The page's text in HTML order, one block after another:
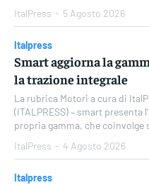
ItalPress - 5 Agosto 2026
Italpress
Smart aggiorna la
la trazione integrale
La rubrica Motori a cura di
(ITALPRESS) – smart presenta
propria gamma, che coinvolge
ItalPress - 4 Agosto 2026
Italpress